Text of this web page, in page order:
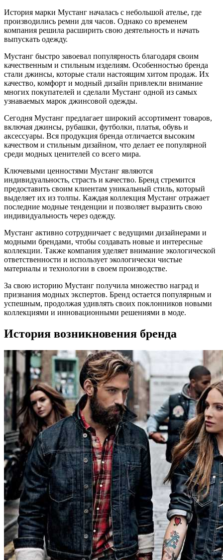
История марки Мустанг началась с небольшой ателье, где
производились ремни для часов. Однако со временем
компания решила расширить свою деятельность и начать
выпускать одежду.
Мустанг быстро завоевал популярность благодаря своим
качественным и стильным изделиям. Особенностью бренда
стали джинсы, которые стали настоящим хитом продаж. Их
качество, комфорт и модный дизайн привлекли внимание
многих покупателей и сделали Мустанг одной из самых
узнаваемых марок джинсовой одежды.
Сегодня Мустанг предлагает широкий ассортимент товаров,
включая джинсы, рубашки, футболки, платья, обувь и
аксессуары. Вся продукция бренда отличается высоким
качеством и стильным дизайном, что делает ее популярной
среди модных ценителей со всего мира.
Ключевыми ценностями Мустанг являются
индивидуальность, страсть и качество. Бренд стремится
предоставить своим клиентам уникальный стиль, который
выделяет их из толпы. Каждая коллекция Мустанг отражает
последние модные тенденции и позволяет выразить свою
индивидуальность через одежду.
Мустанг активно сотрудничает с ведущими дизайнерами и
модными брендами, чтобы создавать новые и интересные
коллекции. Также компания уделяет внимание экологической
ответственности и использует экологически чистые
материалы и технологии в своем производстве.
За свою историю Мустанг получила множество наград и
признания модных экспертов. Бренд остается популярным и
успешным, продолжая удивлять своих поклонников новыми
коллекциями и инновационными решениями в моде.
История возникновения бренда